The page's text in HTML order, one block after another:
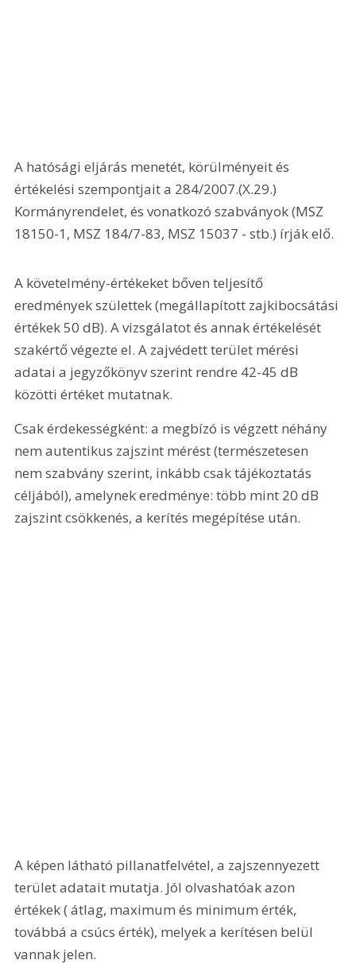
A hatósági eljárás menetét, körülményeit és
értékelési szempontjait a 284/2007.(X.29.)
Kormányrendelet, és vonatkozó szabványok (MSZ
18150-1, MSZ 184/7-83, MSZ 15037 - stb.) írják elő.
A követelmény-értékeket bőven teljesítő
eredmények születtek (megállapított zajkibocsátási
értékek 50 dB). A vizsgálatot és annak értékelését
szakértő végezte el. A zajvédett terület mérési
adatai a jegyzőkönyv szerint rendre 42-45 dB
közötti értéket mutatnak.
Csak érdekességként: a megbízó is végzett néhány
nem autentikus zajszint mérést (természetesen
nem szabvány szerint, inkább csak tájékoztatás
céljából), amelynek eredménye: több mint 20 dB
zajszint csökkenés, a kerítés megépítése után.
A képen látható pillanatfelvétel, a zajszennyezett
terület adatait mutatja. Jól olvashatóak azon
értékek ( átlag, maximum és minimum érték,
továbbá a csúcs érték), melyek a kerítésen belül
vannak jelen.